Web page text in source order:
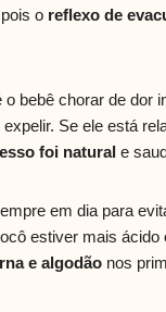
o reflexo de
bebê chorar de dor
Se ele está
foi natural e
em dia para
estiver mais ácido
e algodão nos